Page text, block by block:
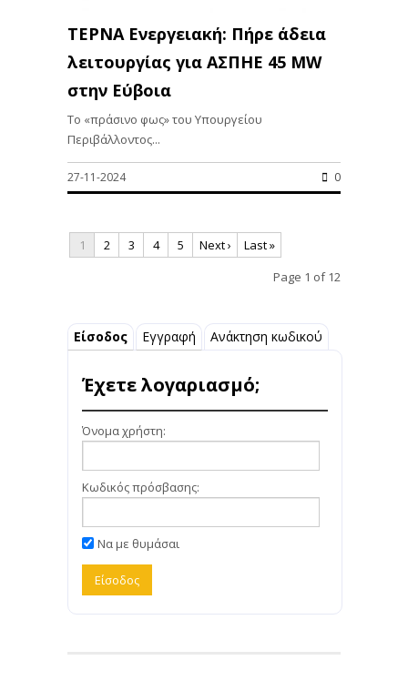
ΤΕΡΝΑ Ενεργειακή: Πήρε άδεια
λειτουργίας για ΑΣΠΗΕ 45 MW
στην Εύβοια
Το «πράσινο φως» του Υπουργείου
Περιβάλλοντος...
27-11-2024 0
1 2 3 4 5 Next ›
Last »
Page 1 of 12
Είσοδος Εγγραφή Ανάκτηση κωδικού
Έχετε λογαριασμό;
Όνομα χρήστη:
Κωδικός πρόσβασης:
Να με θυμάσαι